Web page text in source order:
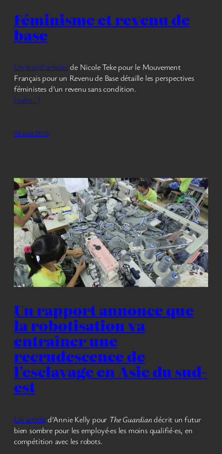
Féminisme et revenu de
base
Un triod’articlesde Nicole Teke pour le Mouvement
Français pour un Revenu de Base détaille les perspectives
féministes d’un revenu sans condition.
(suite…)
10 août 2018
Un rapport annonce que
la robotisation va
entraîner une
recrudescence de
l’esclavage en Asie du sud-
est
Un articled’Annie Kelly pour The Guardiandécrit un futur
bien sombre pour les employé·es les moins qualifié·es, en
compétition avec les robots.